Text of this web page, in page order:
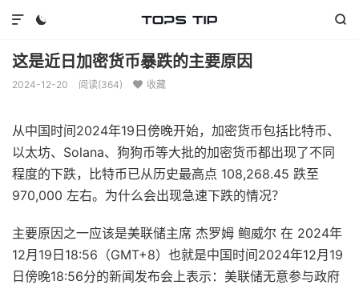
 

这是近日加密货币暴跌的主要原因
2024-12-20 阅读(364)  收藏
从中国时间2024年19日傍晚开始，加密货币包括比特币、
以太坊、Solana、狗狗币等大批的加密货币都出现了不同
程度的下跌，比特币已从历史最高点 108,268.45 跌至
970,000 左右。为什么会出现急速下跌的情况？
主要原因之一应该是美联储主席 杰罗姆 鲍威尔 在 2024年
12月19日18:56（GMT+8）也就是中国时间2024年12月19
日傍晚18:56分的新闻发布会上表示：美联储无意参与政府